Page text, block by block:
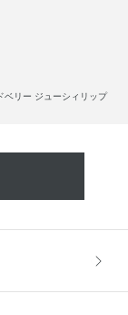
ベリー ジューシィリップ